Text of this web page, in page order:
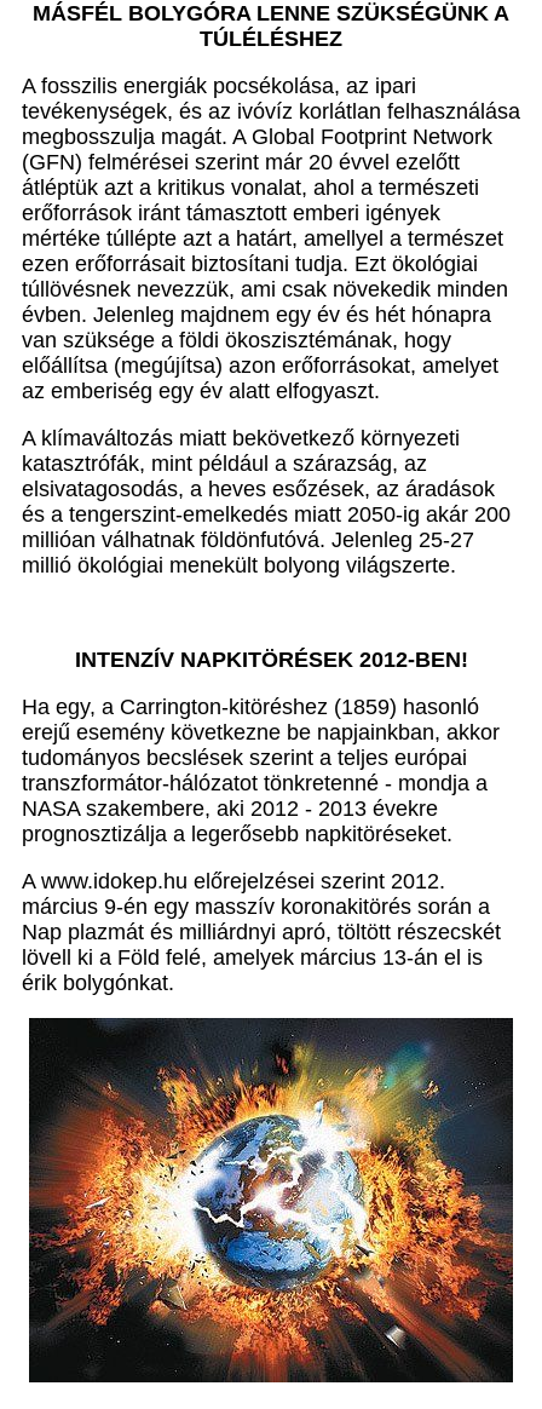
MÁSFÉL BOLYGÓRA LENNE SZÜKSÉGÜNK A
TÚLÉLÉSHEZ
A fosszilis energiák pocsékolása, az ipari
tevékenységek, és az ivóvíz korlátlan felhasználása
megbosszulja magát. A Global Footprint Network
(GFN) felmérései szerint már 20 évvel ezelőtt
átléptük azt a kritikus vonalat, ahol a természeti
erőforrások iránt támasztott emberi igények
mértéke túllépte azt a határt, amellyel a természet
ezen erőforrásait biztosítani tudja. Ezt ökológiai
túllövésnek nevezzük, ami csak növekedik minden
évben. Jelenleg majdnem egy év és hét hónapra
van szüksége a földi ökoszisztémának, hogy
előállítsa (megújítsa) azon erőforrásokat, amelyet
az emberiség egy év alatt elfogyaszt.
A klímaváltozás miatt bekövetkező környezeti
katasztrófák, mint például a szárazság, az
elsivatagosodás, a heves esőzések, az áradások
és a tengerszint-emelkedés miatt 2050-ig akár 200
millióan válhatnak földönfutóvá. Jelenleg 25-27
millió ökológiai menekült bolyong világszerte.
INTENZÍV NAPKITÖRÉSEK 2012-BEN!
Ha egy, a Carrington-kitöréshez (1859) hasonló
erejű esemény következne be napjainkban, akkor
tudományos becslések szerint a teljes európai
transzformátor-hálózatot tönkretenné - mondja a
NASA szakembere, aki 2012 - 2013 évekre
prognosztizálja a legerősebb napkitöréseket.
A www.idokep.hu előrejelzései szerint 2012.
március 9-én egy masszív koronakitörés során a
Nap plazmát és milliárdnyi apró, töltött részecskét
lövell ki a Föld felé, amelyek március 13-án el is
érik bolygónkat.